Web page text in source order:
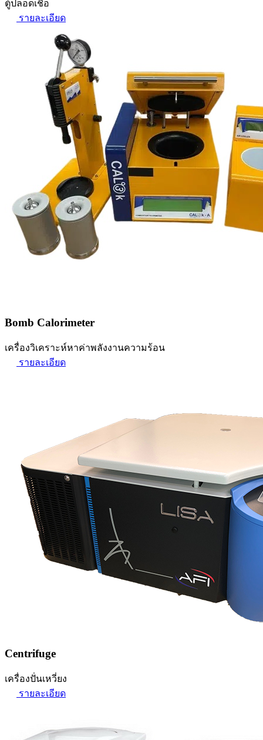
ตู้ปลอดเชื้อ
รายละเอียด
Bomb Calorimeter
เครื่องวิเคราะห์หาค่าพลังงานความร้อน
รายละเอียด
Centrifuge
เครื่องปั่นเหวี่ยง
รายละเอียด